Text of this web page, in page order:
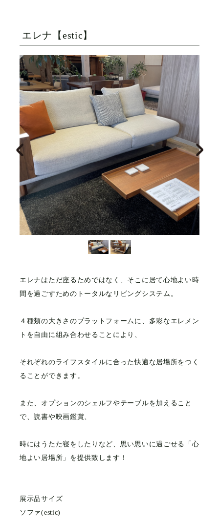
エレナ【estic】
エレナはただ座るためではなく、そこに居て心地よい時
間を過ごすためのトータルなリビングシステム。
４種類の大きさのプラットフォームに、多彩なエレメン
トを自由に組み合わせることにより、
それぞれのライフスタイルに合った快適な居場所をつく
ることができます。
また、オプションのシェルフやテーブルを加えること
で、読書や映画鑑賞、
時にはうたた寝をしたりなど、思い思いに過ごせる「心
地よい居場所」を提供致します！
展示品サイズ
ソファ(estic)